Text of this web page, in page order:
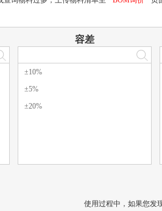
容差
±10%
±5%
±20%
使用过程中，如果您发